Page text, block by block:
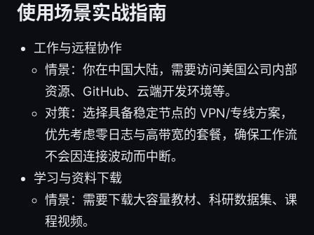
使用场景实战指南
工作与远程协作
情景：你在中国大陆，需要访问美国公司内部
资源、GitHub、云端开发环境等。
对策：选择具备稳定节点的 VPN/专线方案，
优先考虑零日志与高带宽的套餐，确保工作流
不会因连接波动而中断。
学习与资料下载
情景：需要下载大容量教材、科研数据集、课
程视频。